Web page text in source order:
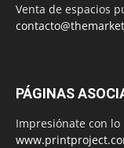
Venta de espacios
PÁGINAS
Impresiónate con